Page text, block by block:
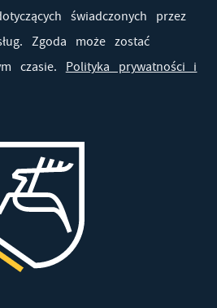
świadczonych przez
Zgoda może zostać
czasie. Polityka prywatności i